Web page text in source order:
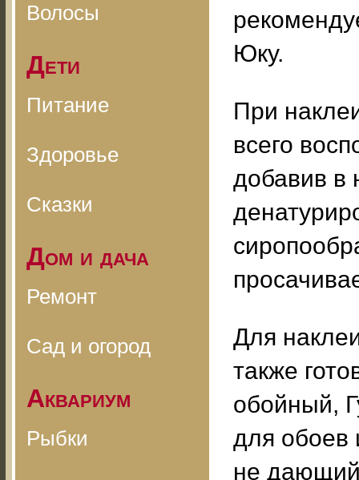
Волосы
Дети
Питание
Здоровье
Сказки
Дом и дача
Ремонт
Сад и огород
Аквариум
Рыбки
Юку.
При
всего
добавив в
Для
также
обойный,
для обоев
не